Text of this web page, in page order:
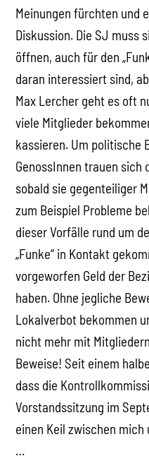
Meinungen fürchten und
Diskussion. Die SJ muss
öffnen, auch für den
daran interessiert sind,
Max Lercher geht es oft
viele Mitglieder
kassieren. Um politische
GenossInnen trauen
sobald sie gegenteiliger
zum Beispiel Probleme
dieser Vorfälle rund um
„Funke“ in Kontakt
vorgeworfen Geld der
haben. Ohne jegliche
Lokalverbot bekommen
nicht mehr mit
Beweise! Seit einem
dass die
Vorstandssitzung im
einen Keil zwischen
…